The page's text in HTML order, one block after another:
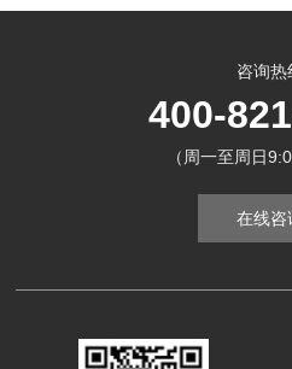
咨询热
400-
（周一至周日
在线咨